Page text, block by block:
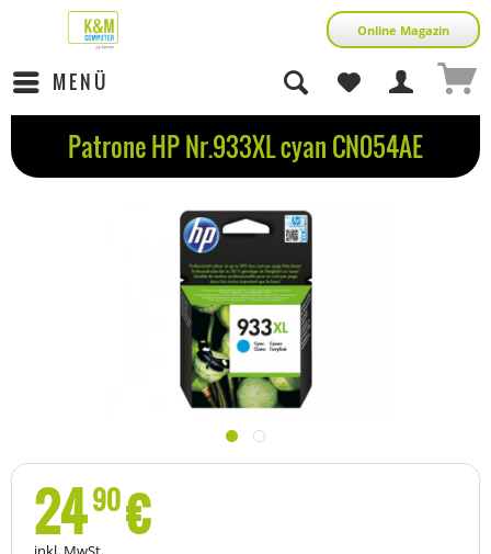
Online Magazin
MENÜ
Patrone HP Nr.933XL cyan CN054AE
2490€